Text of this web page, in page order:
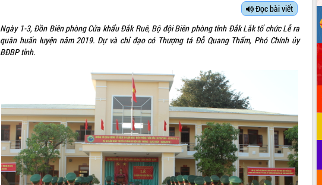
Đọc bài viết
Ngày 1-3, Đồn Biên phòng Cửa khẩu Đắk Ruê, Bộ đội Biên phòng tỉnh Đắk Lắk tổ chức Lễ ra
quân huấn luyện năm 2019. Dự và chỉ đạo có Thượng tá Đỗ Quang Thấm, Phó Chính ủy
BĐBP tỉnh.